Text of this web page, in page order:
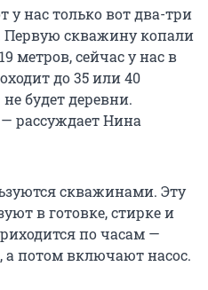
нас только вот два-три
Первую скважину копали
метров, сейчас у нас в
до 35 или 40
будет деревни.
рассуждает Нина
скважинами. Эту
в готовке, стирке и
по часам —
а потом включают насос.